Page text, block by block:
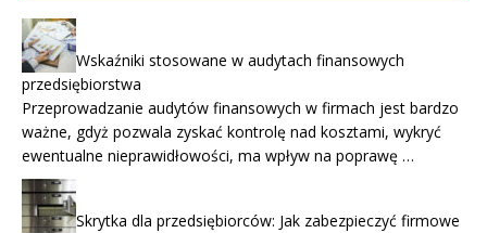
Wskaźniki stosowane w audytach finansowych
przedsiębiorstwa
Przeprowadzanie audytów finansowych w firmach jest bardzo
ważne, gdyż pozwala zyskać kontrolę nad kosztami, wykryć
ewentualne nieprawidłowości, ma wpływ na poprawę …
Skrytka dla przedsiębiorców: Jak zabezpieczyć firmowe